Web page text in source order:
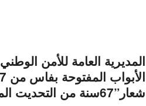
شعار”67سنة من التحديت المتواصل لمرفق مواطن”